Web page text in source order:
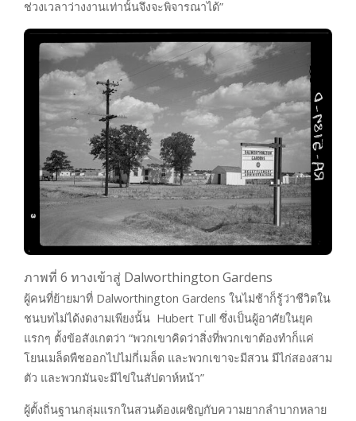
ช่วงเวลาว่างงานเท่านั้นจึงจะพิจารณาได้”
ภาพที่ 6 ทางเข้าสู่ Dalworthington Gardens
ผู้คนที่ย้ายมาที่ Dalworthington Gardens ในไม่ช้าก็รู้ว่าชีวิตใน
ชนบทไม่ได้งดงามเพียงนั้น Hubert Tull ซึ่งเป็นผู้อาศัยในยุค
แรกๆ ตั้งข้อสังเกตว่า “พวกเขาคิดว่าสิ่งที่พวกเขาต้องทำก็แค่
โยนเมล็ดพืชออกไปไม่กี่เมล็ด และพวกเขาจะมีสวน มีไก่สองสาม
ตัว และพวกมันจะมีไข่ในสัปดาห์หน้า”
ผู้ตั้งถิ่นฐานกลุ่มแรกในสวนต้องเผชิญกับความยากลำบากหลาย